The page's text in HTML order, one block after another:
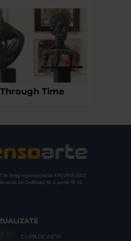
Time
Nr inreg registrul special: 4 PJ/ 29.01.2013
social: Str. Delfinului, Nr. 6, parter Bl. 42,
CLIPA DE ARTA